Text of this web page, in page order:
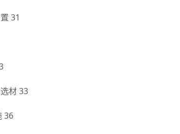
31
材 33
36